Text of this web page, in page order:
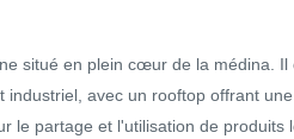
situé en plein cœur de la médina.
avec un rooftop offrant
le partage et l'utilisation de produits